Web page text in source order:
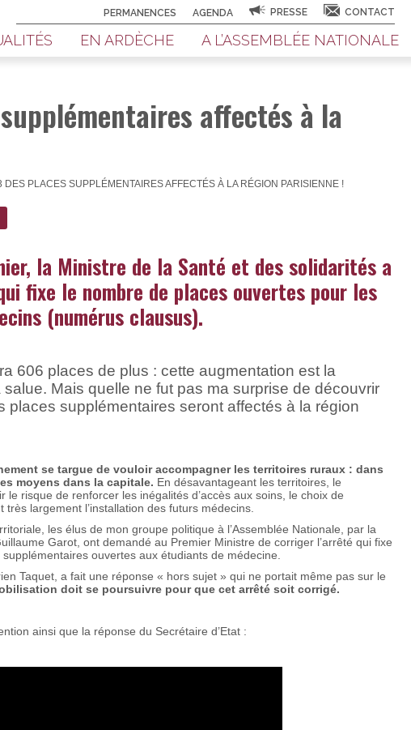
EN ARDÈCHE A L’ASSEMBLÉE NATIONALE
PERMANENCES AGENDA PRESSE CONTACT
affectés à la
PLACES SUPPLÉMENTAIRES AFFECTÉS À LA RÉGION PARISIENNE !
la Ministre de la Santé et des solidarités a
fixe le nombre de places ouvertes pour les
(numérus clausus).
606 places de plus : cette augmentation est la
salue. Mais quelle ne fut pas ma surprise de découvrir
places supplémentaires seront affectés à la région
se targue de vouloir accompagner les territoires ruraux : dans
moyens dans la capitale. En désavantageant les territoires, le
le risque de renforcer les inégalités d’accès aux soins, le choix de
très largement l’installation des futurs médecins.
les élus de mon groupe politique à l’Assemblée Nationale, par la
Garot, ont demandé au Premier Ministre de corriger l’arrêté qui fixe
ouvertes aux étudiants de médecine.
Taquet, a fait une réponse « hors sujet » qui ne portait même pas sur le
doit se poursuivre pour que cet arrêté soit corrigé.
ainsi que la réponse du Secrétaire d’Etat :